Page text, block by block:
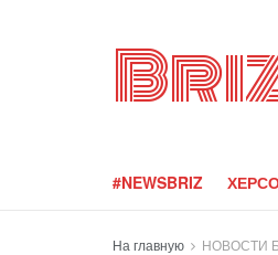
#NEWSBRIZ
На главную НОВОСТИ